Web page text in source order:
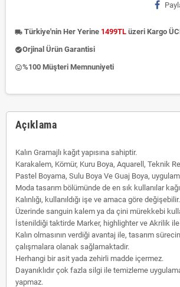
local_shipping Türkiye'nin Her Yerine 1499TL üzeri Kargo
check_circleOrjinal Ürün Garantisi
insert_emoticon%100 Müşteri Memnuniyeti
Açıklama
Kalın Gramajlı kağıt yapısına sahiptir.
Karakalem, Kömür, Kuru Boya, Aquarell, Teknik
Pastel Boyama, Sulu Boya Ve Guaj Boya,
Moda tasarım bölümünde de en sık kullanılar
Kalınlığı, kullanıldığı işe ve amaca göre değişebilir.
Üzerinde sanguin kalem ya da çini mürekkebi
İstenildiği taktirde Marker, highlighter ve Akrilik ile
Kalın olmasının verdiği avantaj ile, tasarım
çalışmalara olanak sağlamaktadir.
Herhangi bir asit yada zehirli madde içermez.
Dayanıklıdır çok fazla silgi ile temizleme
yapmaz.